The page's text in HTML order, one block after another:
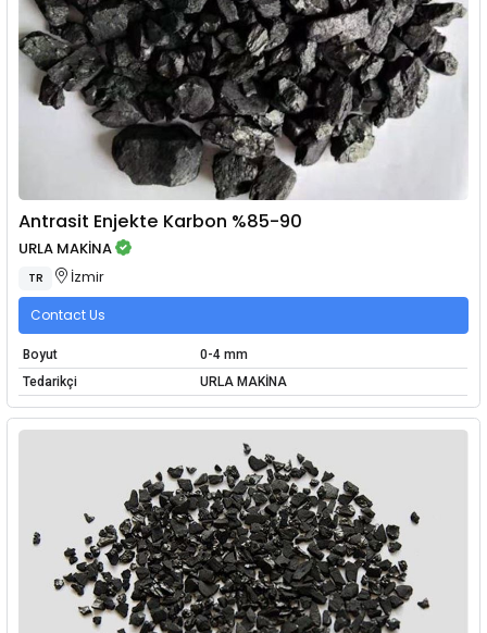
Antrasit Enjekte Karbon %85-90
URLA MAKİNA
TR İzmir
Contact Us
Boyut
0-4 mm
Tedarikçi
URLA MAKİNA